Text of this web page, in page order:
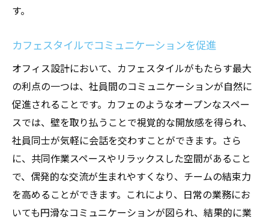
集中力を高める照明と音楽の選び方
リラックス効果のある家具とその配置
フレキシブルな働き方をサポートする空間
社員の健康を考慮したデザイン
エネルギーを引き出す配色の工夫
コミュニケーションを促進するレイアウト
カフェスタイルが生み出すリラックス空間での
社員の活性化
心地よい空間がもたらすストレス軽減効果
す。
カフェスタイルでコミュニケーションを促進
オフィス設計において、カフェスタイルがもたらす最大
の利点の一つは、社員間のコミュニケーションが自然に
促進されることです。カフェのようなオープンなスペー
スでは、壁を取り払うことで視覚的な開放感を得られ、
社員同士が気軽に会話を交わすことができます。さら
に、共同作業スペースやリラックスした空間があること
で、偶発的な交流が生まれやすくなり、チームの結束力
を高めることができます。これにより、日常の業務にお
いても円滑なコミュニケーションが図られ、結果的に業